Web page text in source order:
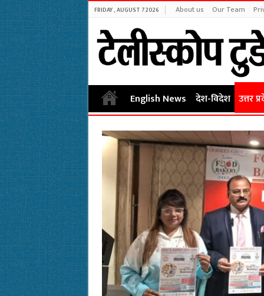
FRIDAY , AUGUST 7 2026 About us Our Team
English News देश-विदेश उत्तर